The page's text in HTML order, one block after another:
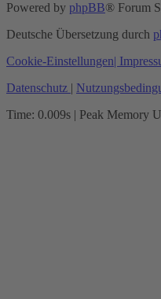
Powered by phpBB® Forum
Deutsche Übersetzung durch
Cookie-Einstellungen|
Datenschutz |
Time: 0.009s | Peak Memory